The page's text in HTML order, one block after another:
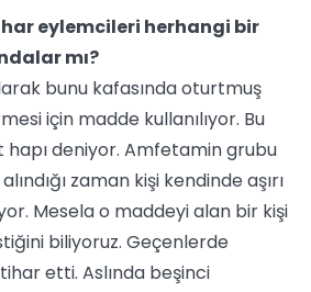
eylemcileri herhangi bir
mı?
bunu kafasında oturtmuş
için madde kullanılıyor. Bu
deniyor. Amfetamin grubu
zaman kişi kendinde aşırı
Mesela o maddeyi alan bir kişi
biliyoruz. Geçenlerde
etti. Aslında beşinci